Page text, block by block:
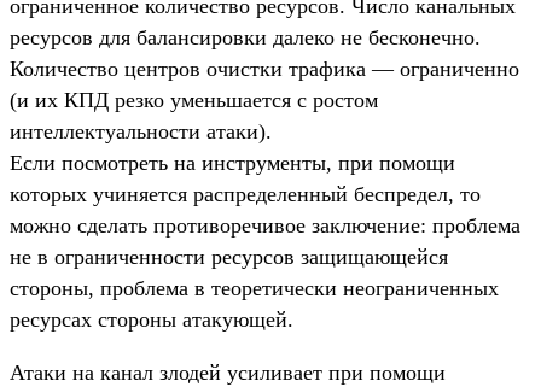
ограниченное количество ресурсов. Число канальных
ресурсов для балансировки далеко не бесконечно.
Количество центров очистки трафика — ограниченно
(и их КПД резко уменьшается с ростом
интеллектуальности атаки).
Если посмотреть на инструменты, при помощи
которых учиняется распределенный беспредел, то
можно сделать противоречивое заключение: проблема
не в ограниченности ресурсов защищающейся
стороны, проблема в теоретически неограниченных
ресурсах стороны атакующей.
Атаки на канал злодей усиливает при помощи